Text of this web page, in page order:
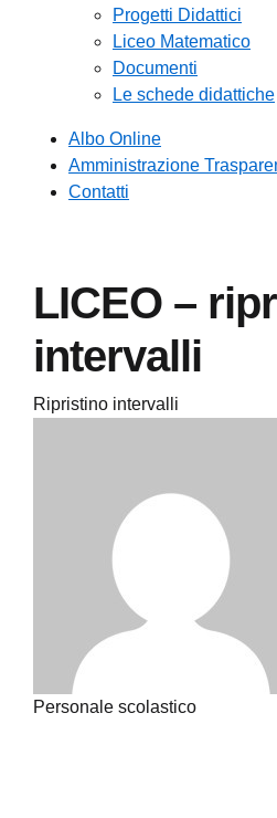
Progetti Didattici
Liceo Matematico
Documenti
Le schede didattiche
Albo Online
Amministrazione
Contatti
LICEO –
intervalli
Ripristino intervalli
Personale scolastico